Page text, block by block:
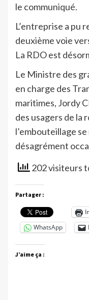
le communiqué.
L’entreprise a pu
deuxième voie
La RDO est
Le Ministre des
en charge des
maritimes, Jordy
des usagers de la
l’embouteillage
désagrément
202 visiteurs
Partager :
WhatsApp
J’aime ça :